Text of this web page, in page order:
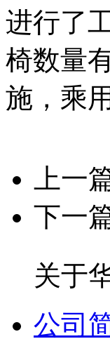
进行了
椅数量
施，乘
上一
下一
关于
公司